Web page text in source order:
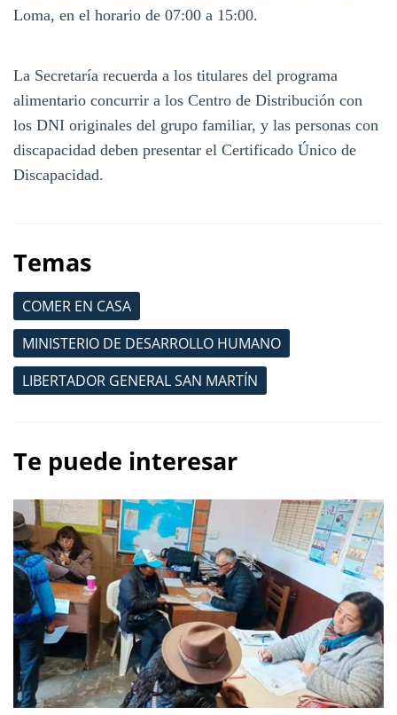
Loma, en el horario de 07:00 a 15:00.
La Secretaría recuerda a los titulares del programa
alimentario concurrir a los Centro de Distribución con
los DNI originales del grupo familiar, y las personas con
discapacidad deben presentar el Certificado Único de
Discapacidad.
Temas
COMER EN CASA
MINISTERIO DE DESARROLLO HUMANO
LIBERTADOR GENERAL SAN MARTÍN
Te puede interesar